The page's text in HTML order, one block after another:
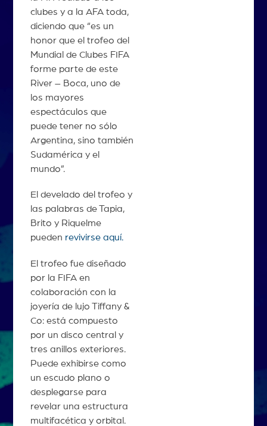
clubes y a la AFA toda,
diciendo que “es un
honor que el trofeo del
Mundial de Clubes FIFA
forme parte de este
River – Boca, uno de
los mayores
espectáculos que
puede tener no sólo
Argentina, sino también
Sudamérica y el
mundo”.
El develado del trofeo y
las palabras de Tapia,
Brito y Riquelme
pueden revivirse aquí.
El trofeo fue diseñado
por la FIFA en
colaboración con la
joyería de lujo Tiffany &
Co: está compuesto
por un disco central y
tres anillos exteriores.
Puede exhibirse como
un escudo plano o
desplegarse para
revelar una estructura
multifacética y orbital.